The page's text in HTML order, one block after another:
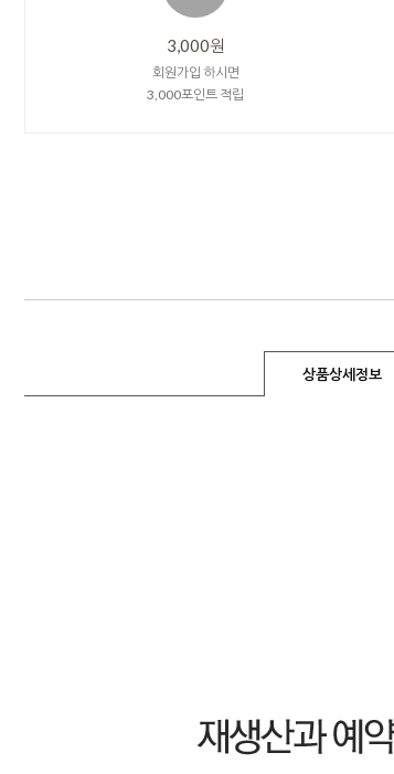
3,000원
회원가입 하시면
3,000포인트 적립
상품상세정보